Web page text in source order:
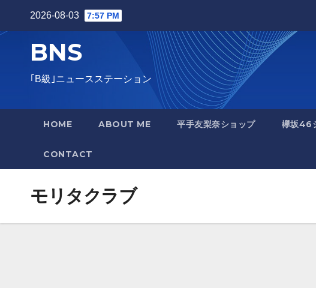
2026-08-03 7:57 PM
BNS
｢B級｣ニュースステーション
HOME ABOUT ME 平手友梨奈ショップ 欅坂46
CONTACT
モリタクラブ